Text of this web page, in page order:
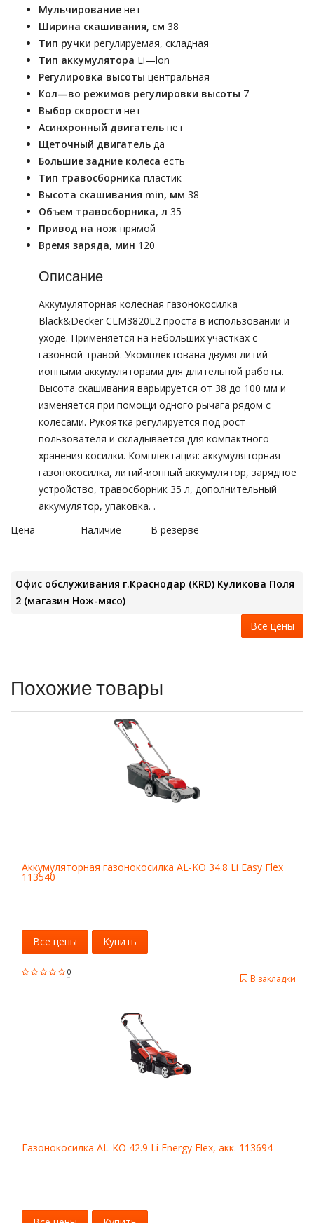
Мульчирование нет
Ширина скашивания, см 38
Тип ручки регулируемая, складная
Тип аккумулятора Li—lon
Регулировка высоты центральная
Кол—во режимов регулировки высоты 7
Выбор скорости нет
Асинхронный двигатель нет
Щеточный двигатель да
Большие задние колеса есть
Тип травосборника пластик
Высота скашивания min, мм 38
Объем травосборника, л 35
Привод на нож прямой
Время заряда, мин 120
Описание
Аккумуляторная колесная газонокосилка
Black&Decker CLM3820L2 проста в использовании и
уходе. Применяется на небольших участках с
газонной травой. Укомплектована двумя литий-
ионными аккумуляторами для длительной работы.
Высота скашивания варьируется от 38 до 100 мм и
изменяется при помощи одного рычага рядом с
колесами. Рукоятка регулируется под рост
пользователя и складывается для компактного
хранения косилки. Комплектация: аккумуляторная
газонокосилка, литий-ионный аккумулятор, зарядное
устройство, травосборник 35 л, дополнительный
аккумулятор, упаковка. .
Цена
Наличие В резерве
Офис обслуживания г.Краснодар (KRD) Куликова Поля
2 (магазин Нож-мясо)
Все цены
Похожие товары
Аккумуляторная газонокосилка AL-KO 34.8 Li Easy Flex
113540
0
В закладки
Все цены Купить
Газонокосилка AL-KO 42.9 Li Energy Flex, акк. 113694